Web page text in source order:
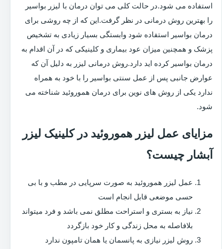
استفاده می شود.در حالت کلی می توان درمان با لیزر بواسیر
را بهترین روش درمانی در نظر گرفت.این که از چه روشی برای
درمان بواسیر استفاده شود وابستگی بسیار زیادی به تشخیص
پزشک و همچنین میزان عود بیماری و کلینیکی که در آن اقدام به
درمان بواسیر کرده اید دارد.روش درمانی لیزر به دلیل آن که
عوارض جانبی پس از عمل سنتی بواسیر را با خود به همراه
ندارد یکی از روش های نوین برای درمان هموروئید شناخته می
شود.
مزایای عمل لیزر هموروئید در کلینیک لیزر
آبشار چیست؟
عمل لیزر هموروئید به صورت سرپایی در مطب و با بی
حسی موضعی قابل انجام است
نیاز به بستری و استراحت مطلق نمی باشد و فرد میتواند
بلافاصله به محل زندگی و کار خود بازگردد
روش لیزر نیازی به پانسمان یا همان تامپون ندارد